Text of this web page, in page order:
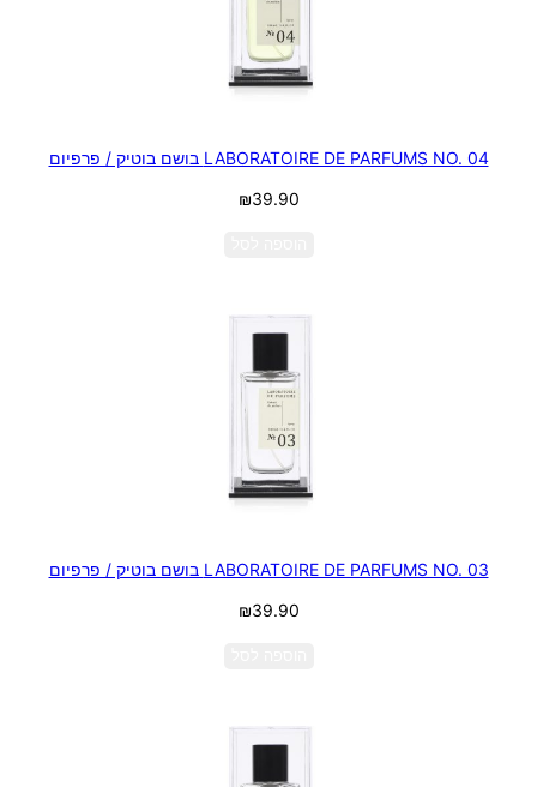
LABORATOIRE DE PARFUMS NO. 04 בושם בוטיק / פרפיום
₪39.90
LABORATOIRE DE PARFUMS NO. 03 בושם בוטיק / פרפיום
₪39.90